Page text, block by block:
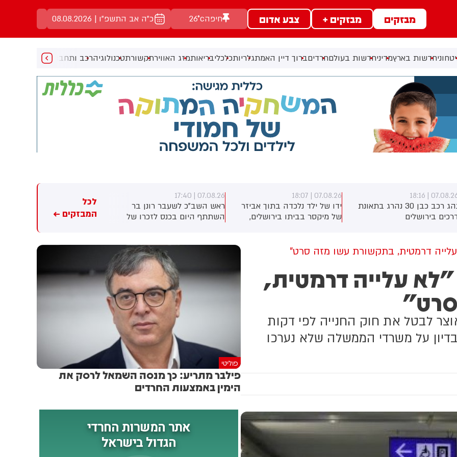
מבזקים מבזקים + צבע אדום חיפה26°c כ"ה אב התשפ"ו | 08.08.2026
חדשות בארץמדיניחדשות בעולםחרדיםברוך דיין האמתגלריותכלכליבריאותמזג האווירתקשורתטכנולוגיהרכב ותחבורהמעניין
07.08.26 |
נהג רכב כבן 30 נהרג בתאונת
בירושלים
07.08.26 | 18:07
ידו של ילד נלכדה בתוך אביזר
של מיקסר בביתו בירושלים,
07.08.26 | 17:40
ראש השב"כ לשעבר רונן בר
השתתף היום בכנס לזכרו של
הבוקר בשכונת בקעה בירושלים
חברת הנפט הלאומית של אבו
דאבי טוענת: מאז תחילת
המלחמה - 15 מכלי השיט
בזמן מעבר בהורמוז, שלושה
לכל
המבזקים ←
עלייה דרמטית, בתקשורת עשו מזה סרט"
"לא עלייה דרמטית,
לבטל את חוק החנייה לפי דקות
על משרדי הממשלה שלא נערכו
פוליטי
פילבר מתריע: כך מנסה השמאל לרסק את
הימין באמצעות החרדים